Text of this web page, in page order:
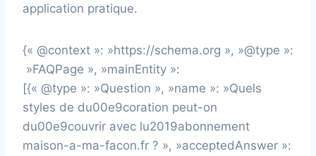
application pratique.
{« @context »: »https://schema.org », »@type »:
»FAQPage », »mainEntity »:
[{« @type »: »Question », »name »: »Quels
styles de du00e9coration peut-on
du00e9couvrir avec lu2019abonnement
maison-a-ma-facon.fr ? », »acceptedAnswer »: